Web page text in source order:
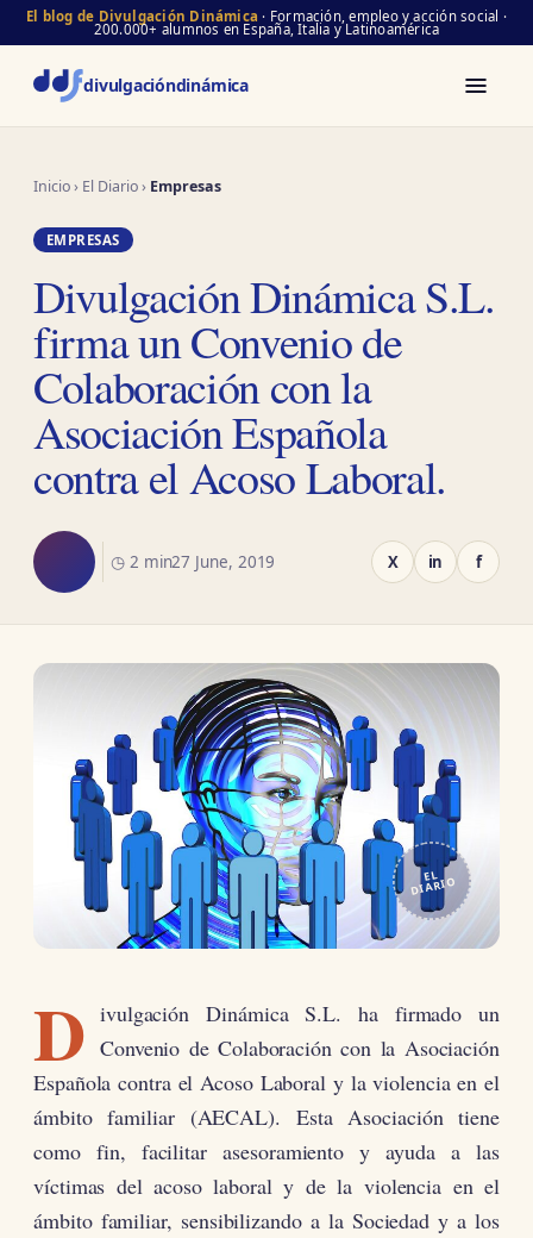
El blog de Divulgación Dinámica · Formación, empleo y acción social ·
200.000+ alumnos en España, Italia y Latinoamérica
divulgacióndinámica
Inicio› El Diario› Empresas
EMPRESAS
Divulgación Dinámica S.L.
firma un Convenio de
Colaboración con la
Asociación Española
contra el Acoso Laboral.
◷ 2 min27 June, 2019 X in f
EL
DIARIO
D ivulgación Dinámica S.L. ha firmado un
Convenio de Colaboración con la Asociación
Española contra el Acoso Laboral y la violencia en el
ámbito familiar (AECAL). Esta Asociación tiene
como fin, facilitar asesoramiento y ayuda a las
víctimas del acoso laboral y de la violencia en el
ámbito familiar, sensibilizando a la Sociedad y a los